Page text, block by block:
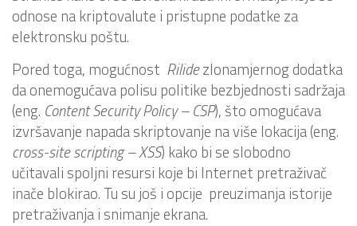
odnose na kriptovalute i pristupne podatke za
elektronsku poštu.
Pored toga, mogućnost Rilidezlonamjernog dodatka
da onemogućava polisu politike bezbjednosti sadržaja
(eng. Content Security Policy – CSP), što omogućava
izvršavanje napada skriptovanje na više lokacija (eng.
cross-site scripting – XSS) kako bi se slobodno
učitavali spoljni resursi koje bi Internet pretraživač
inače blokirao. Tu su još i opcije preuzimanja istorije
pretraživanja i snimanje ekrana.